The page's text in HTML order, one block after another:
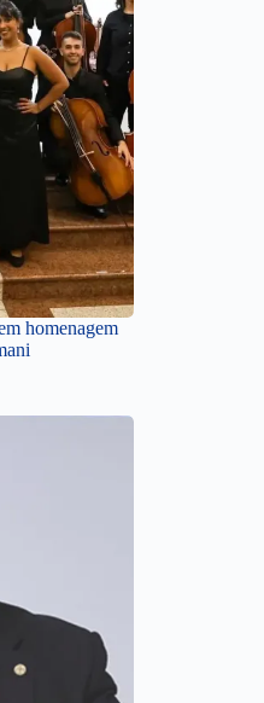
homenagem